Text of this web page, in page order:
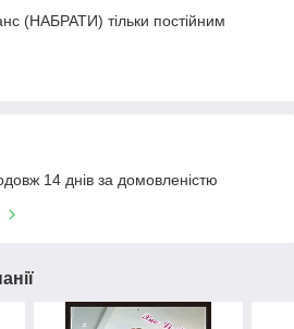
(НАБРАТИ) тільки постійним
14 днів за домовленістю